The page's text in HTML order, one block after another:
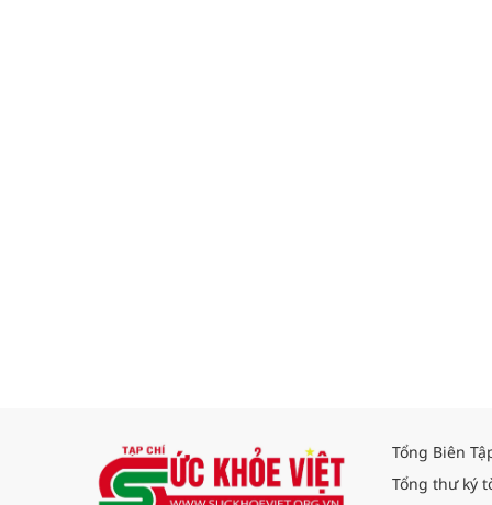
Tổng Biên
Tổng thư ký